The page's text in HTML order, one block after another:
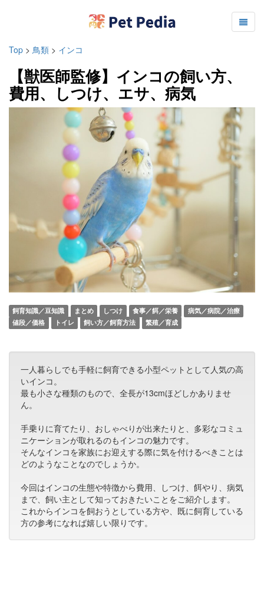
Top > 鳥類 > インコ
【獣医師監修】インコの飼い方、
費用、しつけ、エサ、病気
飼育知識／豆知識 まとめ しつけ 食事／餌／栄養
病気／病院／治療
値段／価格
トイレ 飼い方／飼育方法 繁殖／育成
一人暮らしでも手軽に飼育できる小型ペットとして人気の高
いインコ。
最も小さな種類のもので、全長が13cmほどしかありませ
ん。
手乗りに育てたり、おしゃべりが出来たりと、多彩なコミュ
ニケーションが取れるのもインコの魅力です。
そんなインコを家族にお迎えする際に気を付けるべきことは
どのようなことなのでしょうか。
今回はインコの生態や特徴から費用、しつけ、餌やり、病気
まで、飼い主として知っておきたいことをご紹介します。
これからインコを飼おうとしている方や、既に飼育している
方の参考になれば嬉しい限りです。